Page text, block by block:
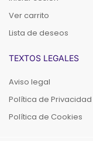
Ver carrito
Lista de deseos
TEXTOS LEGALES
Aviso legal
Política de Privacidad
Política de Cookies